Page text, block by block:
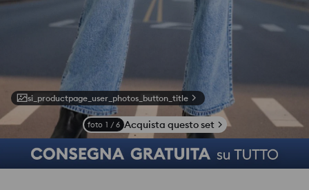
si_productpage_user_photos_button_title
foto 1 / 6 Acquista questo set